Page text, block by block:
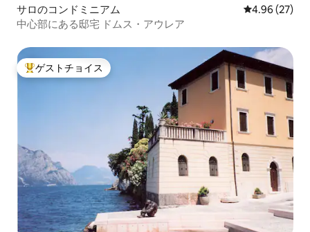
サロのコンドミニアム レビュー27
4.96 (27)
中心部にある邸宅 ドムス・アウレア
大好評のゲストチョイスです。
ゲストチョイス